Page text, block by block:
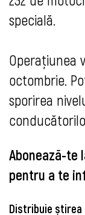
specială.
Operațiunea
octombrie.
sporirea
Abonează-te
pentru a te
Distribuie știrea